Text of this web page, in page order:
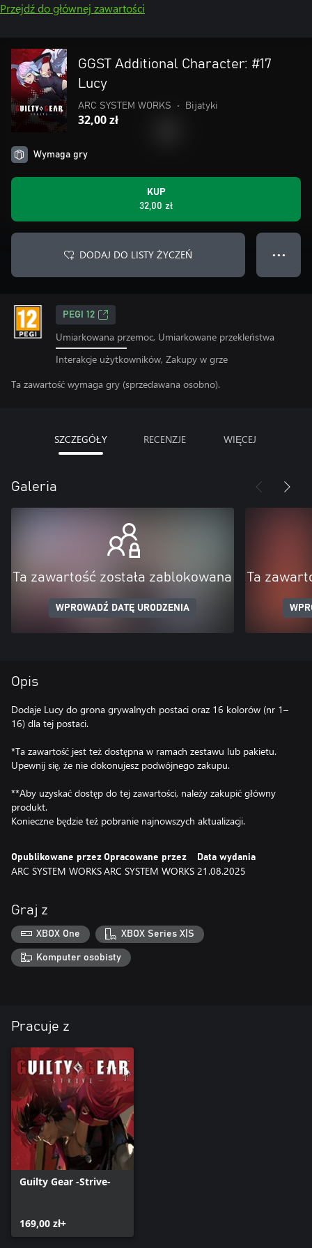
Przejdź do głównej zawartości
GGST Additional Character: #17
Lucy
ARC SYSTEM WORKS • Bijatyki
32,00 zł
Wymaga gry
KUP
32,00 zł
DODAJ DO LISTY ŻYCZEŃ ● ● ●
PEGI 12
Umiarkowana przemoc, Umiarkowane przekleństwa
Interakcje użytkowników, Zakupy w grze
Ta zawartość wymaga gry (sprzedawana osobno).
SZCZEGÓŁY RECENZJE WIĘCEJ
Galeria
Ta zawartość została zablokowana
WPROWADŹ DATĘ URODZENIA
Ta
Opis
Dodaje Lucy do grona grywalnych postaci oraz 16 kolorów (nr 1–
16) dla tej postaci.
*Ta zawartość jest też dostępna w ramach zestawu lub pakietu.
Upewnij się, że nie dokonujesz podwójnego zakupu.
**Aby uzyskać dostęp do tej zawartości, należy zakupić główny
produkt.
Konieczne będzie też pobranie najnowszych aktualizacji.
Opublikowane przez
ARC SYSTEM WORKS
Opracowane przez
ARC SYSTEM WORKS
Data wydania
21.08.2025
Graj z
XBOX One XBOX Series X|S
Komputer osobisty
Pracuje z
Guilty Gear -Strive-
169,00 zł+